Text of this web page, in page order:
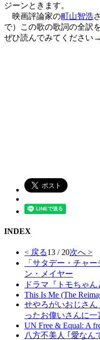
ジーンときます。
映画評論家の町山智浩
で）この歌の歌詞の全訳
ぜひ読んでみてください→
INDEX
< 戻る13 / 20次へ >
「サタデー・チャ
ン・メイヤー
ドラマ『トモちゃん
This Is Me (The
せやろがいおじさ
ったお偉いさんに一
UN Free & Equal: A
八方不美人 ｢愛なん